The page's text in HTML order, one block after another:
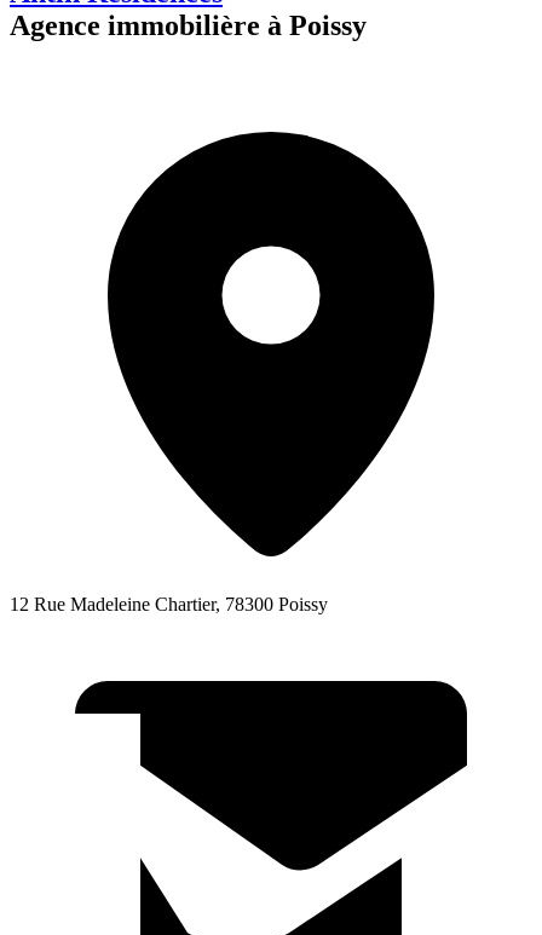
Agence immobilière à Poissy
12 Rue Madeleine Chartier, 78300 Poissy